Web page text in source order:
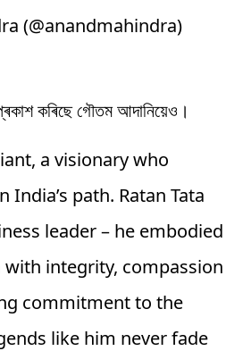
(@anandmahindra)
কৰিছে গৌতম আদানিয়েও।
a visionary who
path. Ratan Tata
leader – he embodied
integrity, compassion
commitment to the
like him never fade